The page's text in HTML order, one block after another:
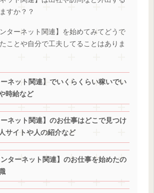
すか？？
ターネット関連】を始めてみてどうで
ことや自分で工夫してることはありま
ーネット関連】でいくらくらい稼いでい
時給など
ーネット関連】のお仕事はどこで見つけ
サイトや人の紹介など
ターネット関連】のお仕事を始めたの